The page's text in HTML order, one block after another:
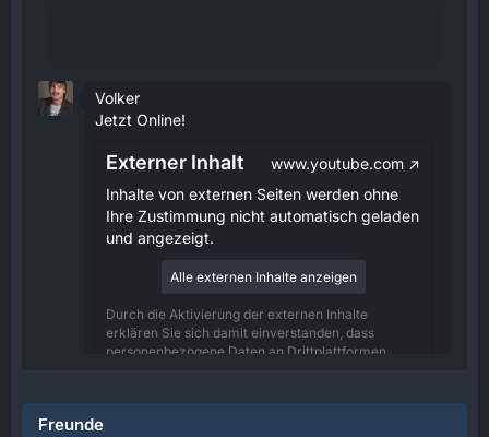
Volker
Jetzt Online!
Externer Inhalt
www.youtube.com
Inhalte von externen Seiten werden ohne
Ihre Zustimmung nicht automatisch geladen
und angezeigt.
Alle externen Inhalte anzeigen
Durch die Aktivierung der externen Inhalte
erklären Sie sich damit einverstanden, dass
personenbezogene Daten an Drittplattformen
Verfügung gestellt.
Freunde